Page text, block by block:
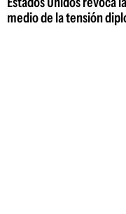
medio de la tensión